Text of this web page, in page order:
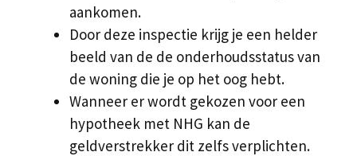
aankomen.
Door deze inspectie krijg je een helder
beeld van de de onderhoudsstatus van
de woning die je op het oog hebt.
Wanneer er wordt gekozen voor een
hypotheek met NHG kan de
geldverstrekker dit zelfs verplichten.